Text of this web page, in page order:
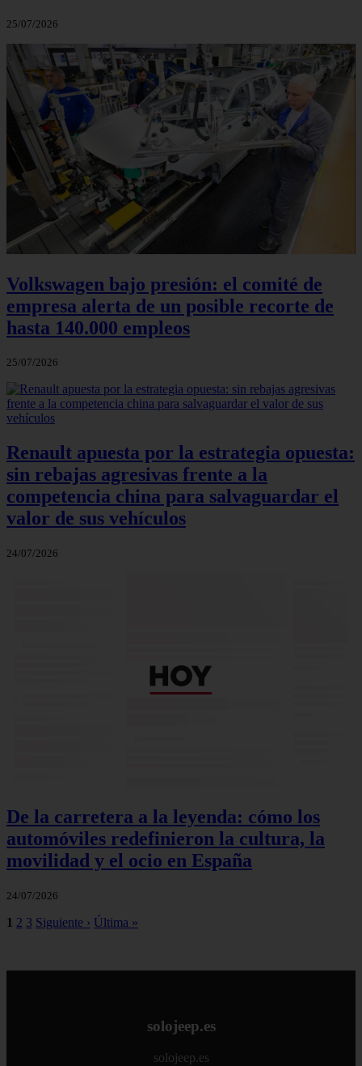
25/07/2026
Volkswagen bajo presión: el comité de
empresa alerta de un posible recorte de
hasta 140.000 empleos
25/07/2026
Renault apuesta por la estrategia opuesta:
sin rebajas agresivas frente a la
competencia china para salvaguardar el
valor de sus vehículos
24/07/2026
De la carretera a la leyenda: cómo los
automóviles redefinieron la cultura, la
movilidad y el ocio en España
24/07/2026
1 2 3 Siguiente › Última »
solojeep.es
solojeep.es